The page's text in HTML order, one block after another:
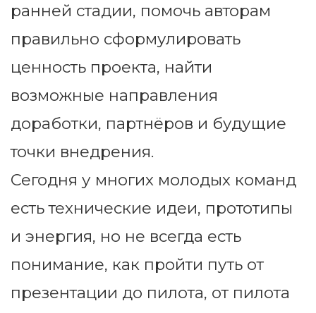
ранней стадии, помочь авторам
правильно сформулировать
ценность проекта, найти
возможные направления
доработки, партнёров и будущие
точки внедрения.
Сегодня у многих молодых команд
есть технические идеи, прототипы
и энергия, но не всегда есть
понимание, как пройти путь от
презентации до пилота, от пилота